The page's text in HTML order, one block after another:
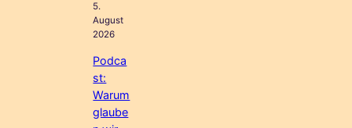
5.
August
2026
Podca
st:
Warum
glaube